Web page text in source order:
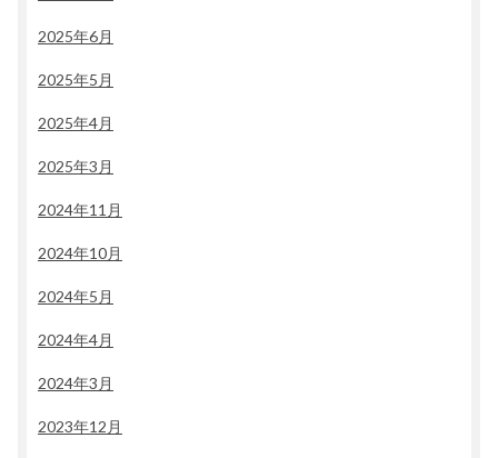
2025年6月
2025年5月
2025年4月
2025年3月
2024年11月
2024年10月
2024年5月
2024年4月
2024年3月
2023年12月